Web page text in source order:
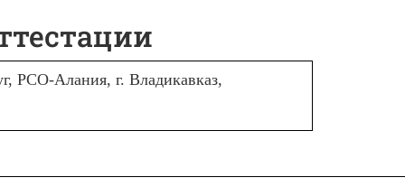
РСО-Алания, г. Владикавказ,